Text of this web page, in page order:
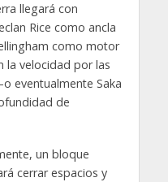
llegará con
Rice como ancla
como motor
la velocidad por las
eventualmente Saka
de
un bloque
cerrar espacios y